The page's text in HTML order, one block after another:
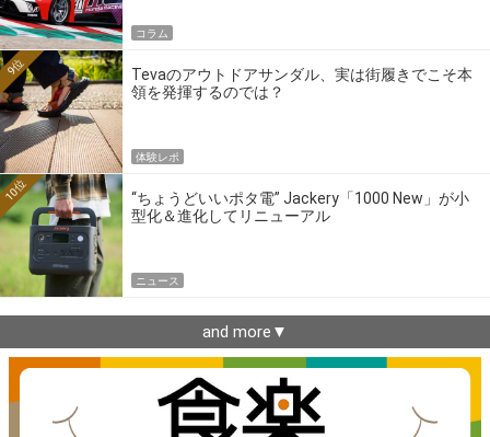
コラム
Tevaのアウトドアサンダル、実は街履きでこそ本
領を発揮するのでは？
9位
体験レポ
“ちょうどいいポタ電” Jackery「1000 New」が小
型化＆進化してリニューアル
10位
ニュース
and more▼